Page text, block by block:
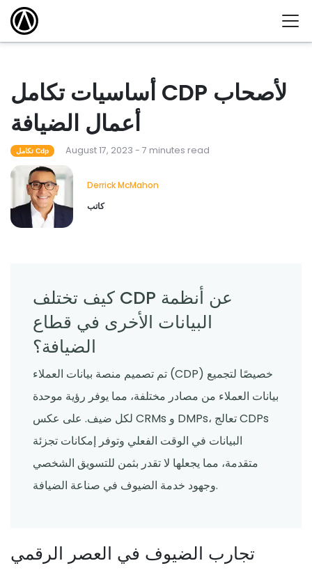
أساسيات تكامل CDP لأصحاب
أعمال الضيافة
تكامل Cdp August 17, 2023 - 7 minutes read
Derrick McMahon
كاتب
كيف تختلف CDP عن أنظمة
البيانات الأخرى في قطاع
الضيافة؟
تم تصميم منصة بيانات العملاء (CDP) خصيصًا لتجميع
بيانات العملاء من مصادر مختلفة، مما يوفر رؤية موحدة
لكل ضيف. على عكس CRMs و DMPs، تعالج CDPs
البيانات في الوقت الفعلي وتوفر إمكانات تجزئة
متقدمة، مما يجعلها لا تقدر بثمن للتسويق الشخصي
وجهود خدمة الضيوف في صناعة الضيافة.
تجارب الضيوف في العصر الرقمي